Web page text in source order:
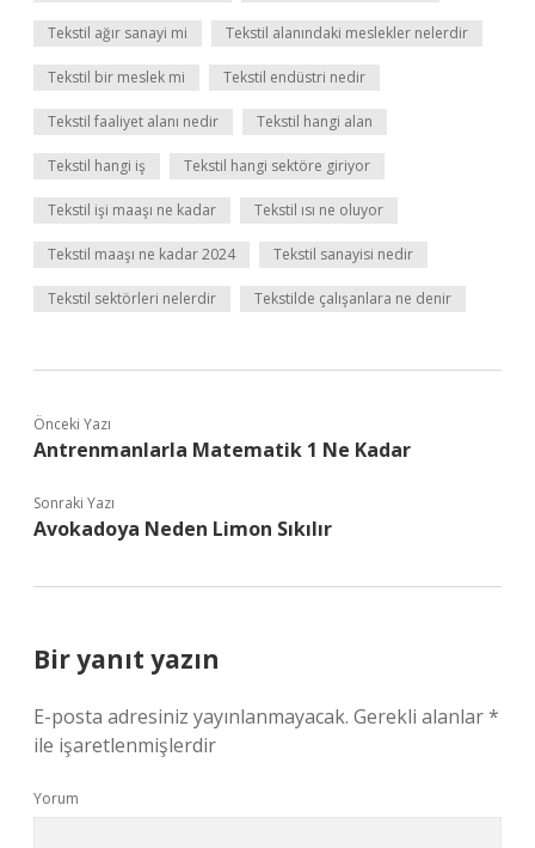
Tekstil ağır sanayi mi Tekstil alanındaki meslekler nelerdir
Tekstil bir meslek mi Tekstil endüstri nedir
Tekstil faaliyet alanı nedir Tekstil hangi alan
Tekstil hangi iş Tekstil hangi sektöre giriyor
Tekstil işi maaşı ne kadar Tekstil ısı ne oluyor
Tekstil maaşı ne kadar 2024 Tekstil sanayisi nedir
Tekstil sektörleri nelerdir Tekstilde çalışanlara ne denir
Önceki Yazı
Antrenmanlarla Matematik 1 Ne Kadar
Sonraki Yazı
Avokadoya Neden Limon Sıkılır
Bir yanıt yazın
E-posta adresiniz yayınlanmayacak. Gerekli alanlar*
ile işaretlenmişlerdir
Yorum